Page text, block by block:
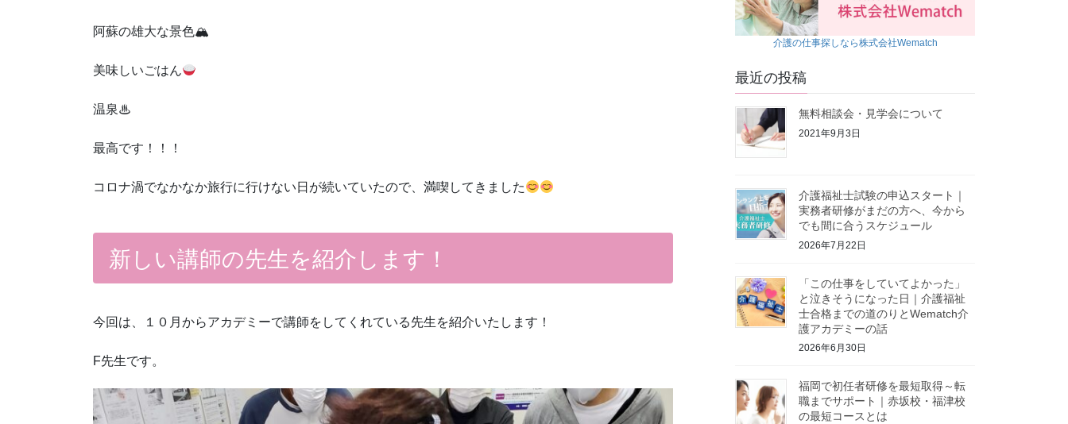
阿蘇の雄大な景色🏔
美味しいごはん
温泉♨
最高です！！！
コロナ渦でなかなか旅行に行けない日が続いていたので、満喫してきました
新しい講師の先生を紹介します！
今回は、１０月からアカデミーで講師をしてくれている先生を紹介いたします！
F先生です。
介護の仕事探しなら株式会社Wematch
最近の投稿
無料相談会・見学会について
2021年9月3日
介護福祉士試験の申込スタート｜
実務者研修がまだの方へ、今から
でも間に合うスケジュール
2026年7月22日
「この仕事をしていてよかった」
と泣きそうになった日｜介護福祉
士合格までの道のりとWematch介
護アカデミーの話
2026年6月30日
福岡で初任者研修を最短取得～転
職までサポート｜赤坂校・福津校
の最短コースとは